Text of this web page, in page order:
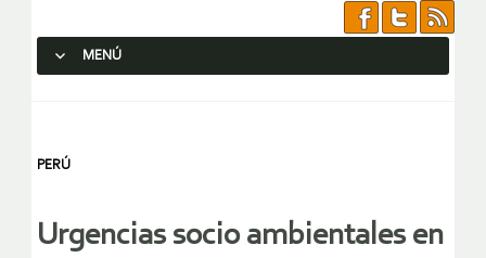
MENÚ
PERÚ
Urgencias socio ambientales en